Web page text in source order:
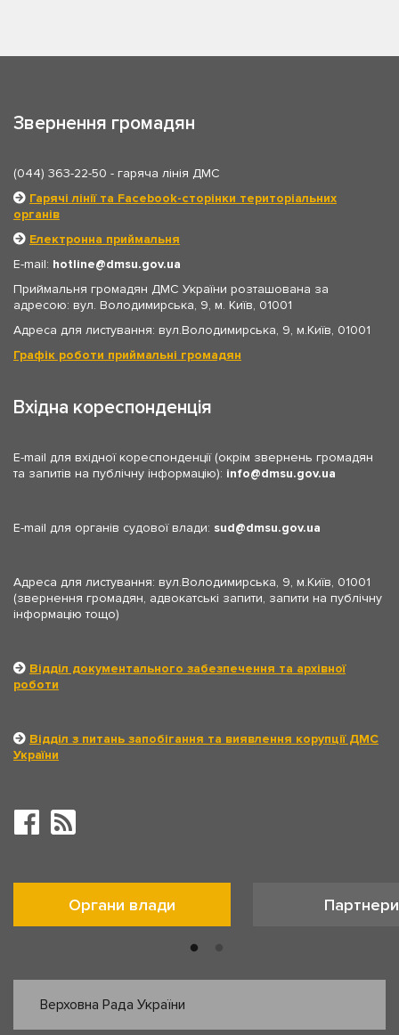
Звернення громадян
(044) 363-22-50 - гаряча лінія ДМС
Гарячі лінії та Facebook-сторінки територіальних
органів
Електронна приймальня
E-mail: hotline
dmsu.gov.ua
Приймальня громадян ДМС України розташована за
адресою: вул. Володимирська, 9, м. Київ, 01001
Адреса для листування: вул.Володимирська, 9, м.Київ, 01001
Графік роботи приймальні громадян
Вхідна кореспонденція
E-mail для вхідної кореспонденції (окрім звернень громадян
та запитів на публічну інформацію): info dmsu.gov.ua
E-mail для органів судової влади: sud dmsu.gov.ua
Адреса для листування: вул.Володимирська, 9, м.Київ, 01001
(звернення громадян, адвокатські запити, запити на публічну
інформацію тощо)
Відділ документального забезпечення та архівної
роботи
Відділ з питань запобігання та виявлення корупції ДМС
України
Органи влади Партнери
Верховна Рада України